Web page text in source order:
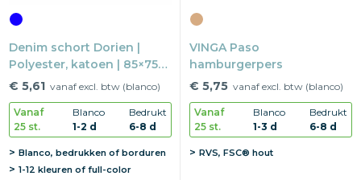
Denim schort Dorien |
Polyester, katoen | 85×75
cm | Twee voorvakken
€ 5,61 vanaf excl. btw (blanco)
Vanaf
25 st.
Blanco
1-2 d
Bedrukt
6-8 d
Blanco, bedrukken of borduren
1-12 kleuren of full-color
VINGA Paso
hamburgerpers
€ 5,75 vanaf excl. btw (blanco)
Vanaf
25 st.
Blanco
1-3 d
Bedrukt
6-8 d
RVS, FSC® hout